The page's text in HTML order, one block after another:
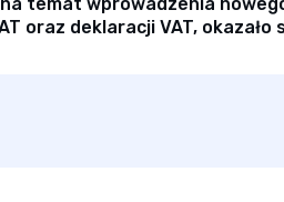
oraz deklaracji VAT,